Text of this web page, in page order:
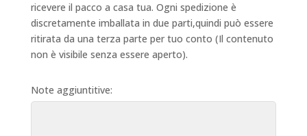
ricevere il pacco a casa tua. Ogni spedizione è
discretamente imballata in due parti,quindi può essere
ritirata da una terza parte per tuo conto (Il contenuto
non è visibile senza essere aperto).
Note aggiuntitive: